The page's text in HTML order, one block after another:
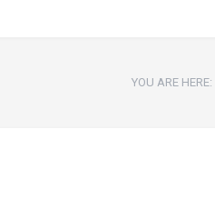
YOU ARE HERE: